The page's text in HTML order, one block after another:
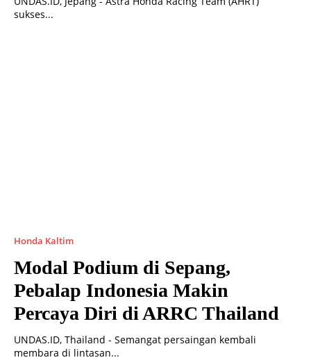
sukses...
Honda Kaltim
Modal Podium di Sepang,
Pebalap Indonesia Makin
Percaya Diri di ARRC Thailand
UNDAS.ID, Thailand - Semangat persaingan kembali
membara di lintasan...